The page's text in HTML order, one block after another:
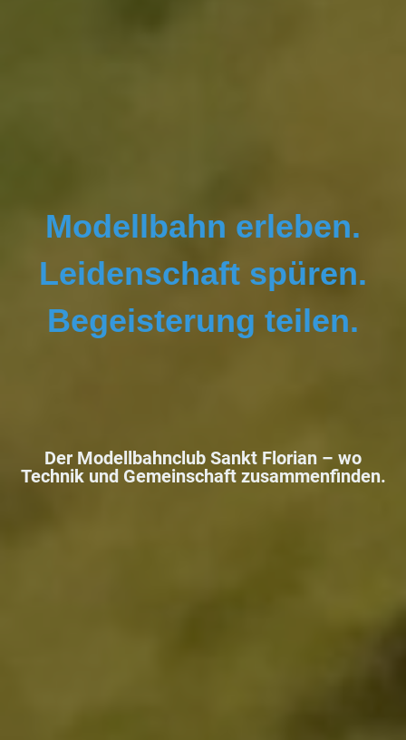
Modellbahn erleben.
Leidenschaft spüren.
Begeisterung teilen.
Der Modellbahnclub Sankt Florian – wo
Technik und Gemeinschaft zusammenfinden.